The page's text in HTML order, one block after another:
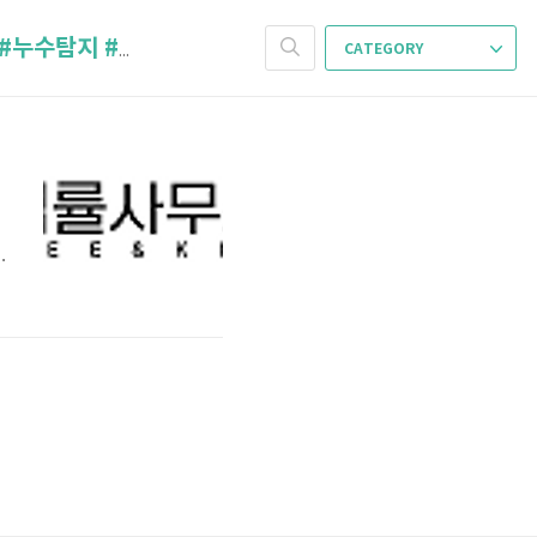
CATEGORY
누수변호사 #누수소송 #누수손해 #누수 #누수전문변호사 #누수법원 #누수탐지 #누수감정 #누수법무법인 #침수변호사 #누수곰팡이 #누수변호 #누수소장 #누수고소 #법무법인이랑 (1)